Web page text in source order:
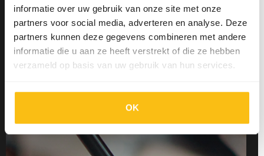
informatie over uw gebruik van onze site met onze
partners voor social media, adverteren en analyse. Deze
partners kunnen deze gegevens combineren met andere
informatie die u aan ze heeft verstrekt of die ze hebben
verzameld op basis van uw gebruik van hun services.
OK
Gerelateerde berichten